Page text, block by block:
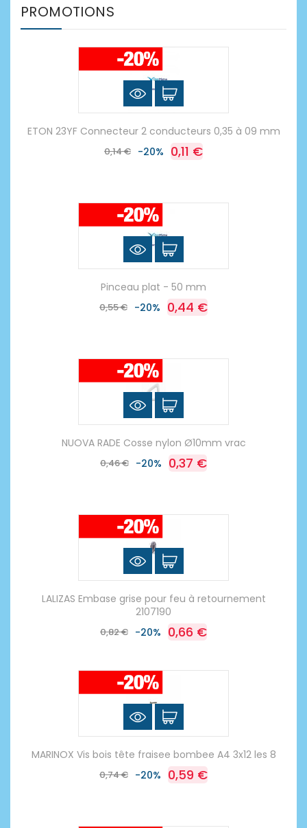
PROMOTIONS
ETON 23YF Connecteur 2 conducteurs 0,35 à 09 mm
0,14 € -20% 0,11 €
Pinceau plat - 50 mm
0,55 € -20% 0,44 €
NUOVA RADE Cosse nylon Ø10mm vrac
0,46 € -20% 0,37 €
LALIZAS Embase grise pour feu à retournement
2107190
0,82 € -20% 0,66 €
MARINOX Vis bois tête fraisee bombee A4 3x12 les 8
0,74 € -20% 0,59 €